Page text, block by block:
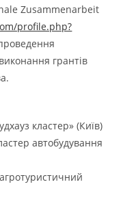
Zusammenarbeit
profile.php?
грантів
кластер» (Київ)
автобудування